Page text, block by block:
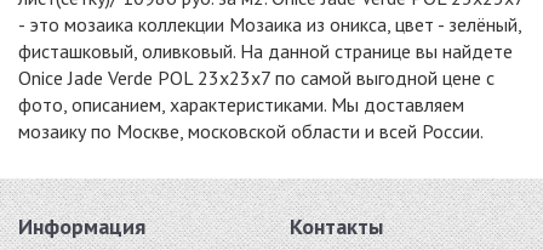
ONICE LEGNO
23X73X7
298x298
9688 руб. / кв.м.
GREEN ONYX
мрамор 305x305
9810 руб. / кв.м.
STN7154P
9938 руб. / кв.м.
- это мозаика коллекции Мозаика из оникса, цвет - зелёный,
фисташковый, оливковый. На данной странице вы найдете
Onice Jade Verde POL 23x23x7 по самой выгодной цене с
фото, описанием, характеристиками. Мы доставляем
мозаику по Москве, московской области и всей России.
Информация Контакты